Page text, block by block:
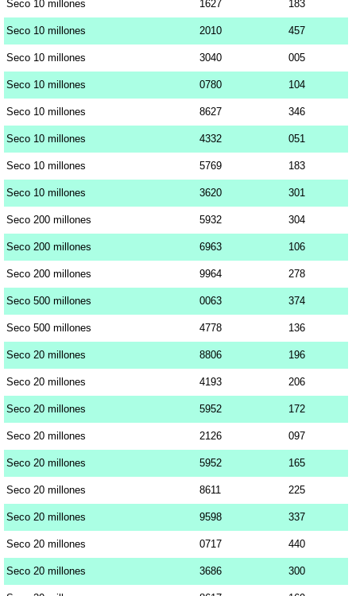
Seco 10 millones 1627 183
Seco 10 millones 2010 457
Seco 10 millones 3040 005
Seco 10 millones 0780 104
Seco 10 millones 8627 346
Seco 10 millones 4332 051
Seco 10 millones 5769 183
Seco 10 millones 3620 301
Seco 200 millones 5932 304
Seco 200 millones 6963 106
Seco 200 millones 9964 278
Seco 500 millones 0063 374
Seco 500 millones 4778 136
Seco 20 millones 8806 196
Seco 20 millones 4193 206
Seco 20 millones 5952 172
Seco 20 millones 2126 097
Seco 20 millones 5952 165
Seco 20 millones 8611 225
Seco 20 millones 9598 337
Seco 20 millones 0717 440
Seco 20 millones 3686 300